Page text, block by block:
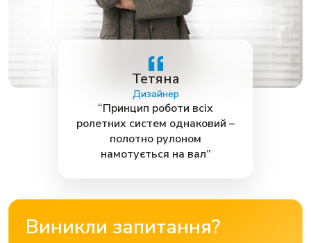
Тетяна
Дизайнер
“Принцип роботи всіх
ролетних систем однаковий –
полотно рулоном
намотується на вал”
Виникли запитання?